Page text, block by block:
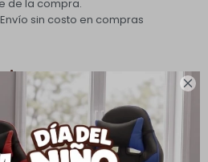

de la compra.
Envío sin costo en compras
tienen un plazo de 5 días para